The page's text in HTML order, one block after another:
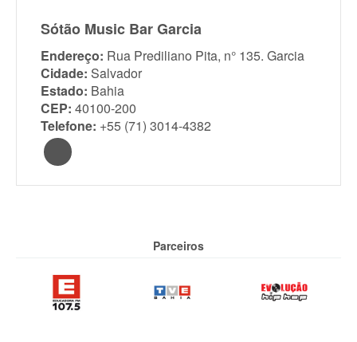
Sótão Music Bar Garcia
Endereço: Rua Prediliano Pita, n° 135. Garcia
Cidade: Salvador
Estado: Bahia
CEP: 40100-200
Telefone: +55 (71) 3014-4382
Parceiros